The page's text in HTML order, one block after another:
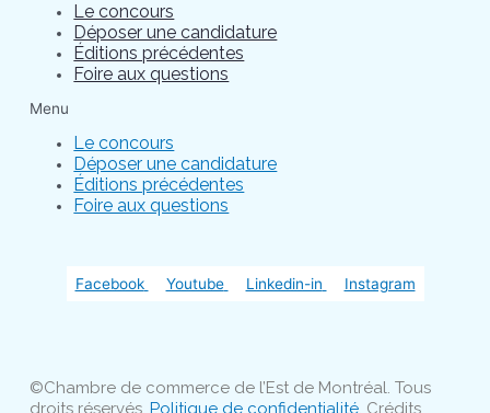
Le concours
Déposer une candidature
Éditions précédentes
Foire aux questions
Menu
Le concours
Déposer une candidature
Éditions précédentes
Foire aux questions
Facebook Youtube Linkedin-in Instagram
©Chambre de commerce de l’Est de Montréal. Tous
droits réservés.Politique de confidentialité. Crédits